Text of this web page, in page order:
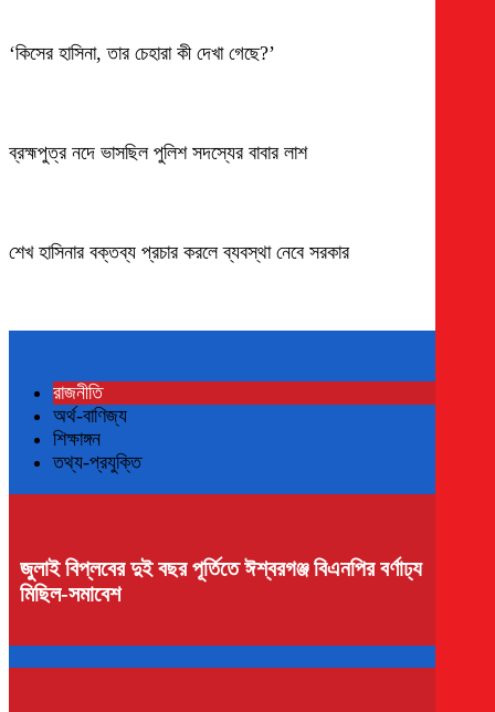
‘কিসের হাসিনা, তার চেহারা কী দেখা গেছে?’
ব্রহ্মপুত্র নদে ভাসছিল পুলিশ সদস্যের বাবার লাশ
শেখ হাসিনার বক্তব্য প্রচার করলে ব্যবস্থা নেবে সরকার
রাজনীতি
অর্থ-বাণিজ্য
শিক্ষাঙ্গন
তথ্য-প্রযুক্তি
জুলাই বিপ্লবের দুই বছর পূর্তিতে ঈশ্বরগঞ্জ বিএনপির বর্ণাঢ্য
মিছিল-সমাবেশ